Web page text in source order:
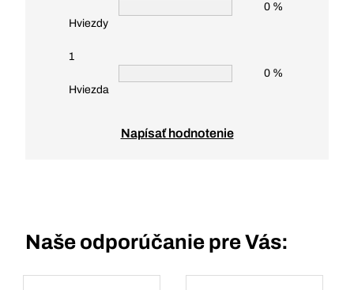
Hviezdy
0 %
1
Hviezda
0 %
Napísať hodnotenie
Naše odporúčanie pre Vás: